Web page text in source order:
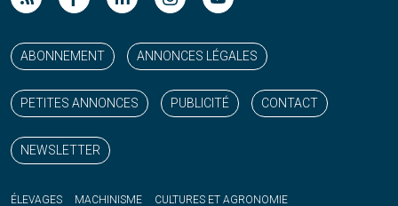
ABONNEMENT ANNONCES LÉGALES
PETITES ANNONCES PUBLICITÉ CONTACT
NEWSLETTER
ÉLEVAGES MACHINISME CULTURES ET AGRONOMIE